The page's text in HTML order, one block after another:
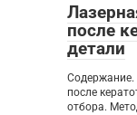
после
детали
Содержание.
после
отбора.